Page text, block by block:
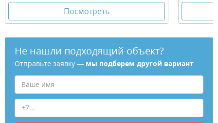
Посмотреть
Не нашли подходящий объект?
Отправьте заявку — мы подберем другой вариант